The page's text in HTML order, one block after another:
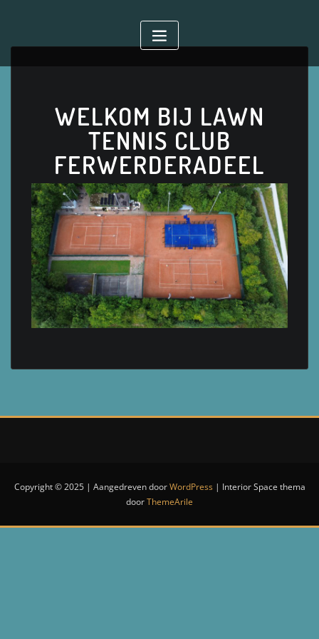
WELKOM BIJ LAWN
TENNIS CLUB
FERWERDERADEEL
Copyright © 2025 | Aangedreven doorWordPress | Interior Space thema
doorThemeArile